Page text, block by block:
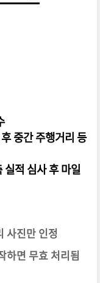
중간 주행거리 등
적 심사 후 마일
사진만 인정
하면 무효 처리됨